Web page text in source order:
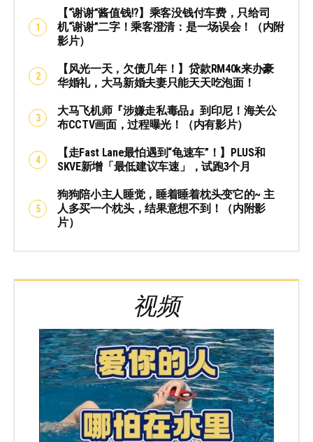
【“谢谢”酱值钱⁉️】乘客没钱付车费，只给司
机“谢谢”二字！乘客澄清：是一场误会！（内附
影片）
【风光一天，欠债几年！】贷款RM40k来办豪
华婚礼，大马新婚夫妻只能天天吃泡面！
大马飞机师『涉嫌走私毒品』到印尼！海关公
布CCTV画面，过程曝光！（内有影片）
【走Fast Lane最怕遇到“龟速车”！】PLUS和
SKVE新增「最低建议车速」，试跑3个月
狗狗陪小主人睡觉，睡着睡着枕头变它的~ 主
人多买一个枕头，结果意想不到！（内附影
片）
视频